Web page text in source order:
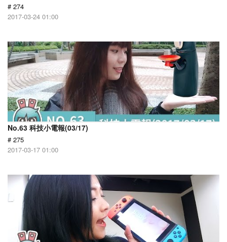
# 274
2017-03-24 01:00
No.63 科技小電報(03/17)
# 275
2017-03-17 01:00